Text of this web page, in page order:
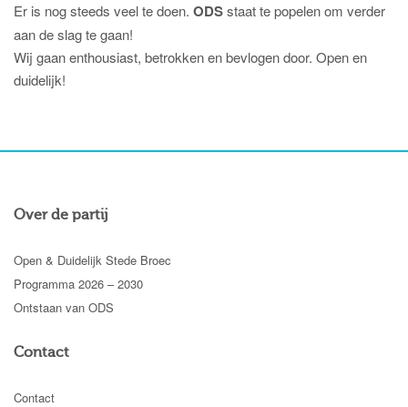
Er is nog steeds veel te doen. ODSstaat te popelen om verder
aan de slag te gaan!
Wij gaan enthousiast, betrokken en bevlogen door. Open en
duidelijk!
Over de partij
Open & Duidelijk Stede Broec
Programma 2026 – 2030
Ontstaan van ODS
Contact
Contact